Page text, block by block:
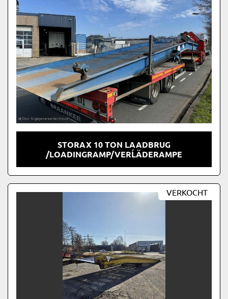
STORAX 10 TON LAADBRUG
/LOADINGRAMP/VERĹÄDERAMPE
VERKOCHT